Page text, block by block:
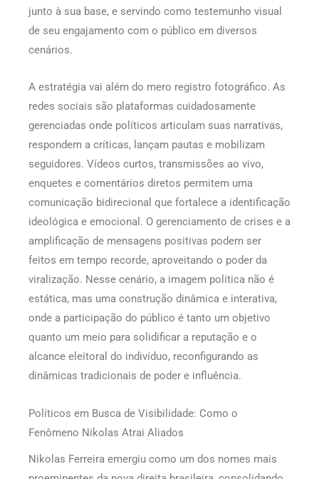
junto à sua base, e servindo como testemunho visual
de seu engajamento com o público em diversos
cenários.
A estratégia vai além do mero registro fotográfico. As
redes sociais são plataformas cuidadosamente
gerenciadas onde políticos articulam suas narrativas,
respondem a críticas, lançam pautas e mobilizam
seguidores. Vídeos curtos, transmissões ao vivo,
enquetes e comentários diretos permitem uma
comunicação bidirecional que fortalece a identificação
ideológica e emocional. O gerenciamento de crises e a
amplificação de mensagens positivas podem ser
feitos em tempo recorde, aproveitando o poder da
viralização. Nesse cenário, a imagem política não é
estática, mas uma construção dinâmica e interativa,
onde a participação do público é tanto um objetivo
quanto um meio para solidificar a reputação e o
alcance eleitoral do indivíduo, reconfigurando as
dinâmicas tradicionais de poder e influência.
Políticos em Busca de Visibilidade: Como o
Fenômeno Nikolas Atrai Aliados
Nikolas Ferreira emergiu como um dos nomes mais